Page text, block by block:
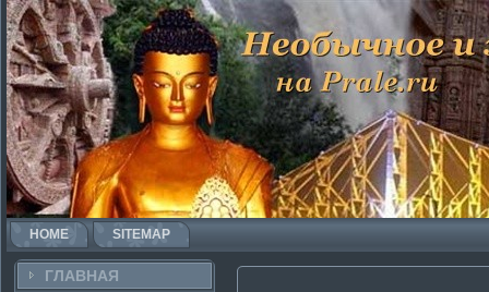
HOME SITEMAP
ГЛАВНАЯ